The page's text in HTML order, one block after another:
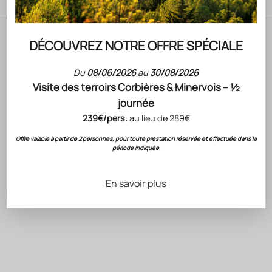
DÉCOUVREZ NOTRE OFFRE SPÉCIALE
Du08/06/2026au30/08/2026
Visite des terroirs Corbières & Minervois – ½
journée
239€/pers. au lieu de 289€
Offre valable à partir de 2 personnes, pour toute prestation réservée et effectuée dans la
période indiquée.
En savoir plus
Nos dernières actualités